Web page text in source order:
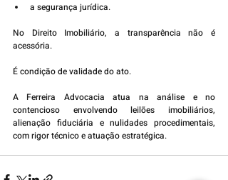
a segurança jurídica.
No Direito Imobiliário, a transparência não é
acessória.
É condição de validade do ato.
A Ferreira Advocacia atua na análise e no
contencioso envolvendo leilões imobiliários,
alienação fiduciária e nulidades procedimentais,
com rigor técnico e atuação estratégica.